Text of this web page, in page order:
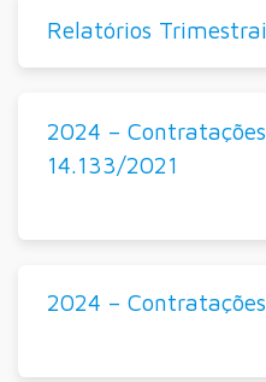
Relatórios
2024 –
14.133/2021
2024 –